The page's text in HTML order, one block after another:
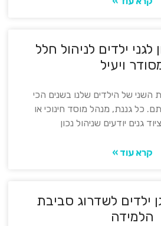
לגני ילדים לניהול חלל
ויעיל
השני של הילדים שלנו בשנים הכי
כל גננת, מנהל מוסד חינוכי או
גנים יודעים שניהול נכון
קרא עוד »
ילדים לשדרוג סביבת
הלמידה